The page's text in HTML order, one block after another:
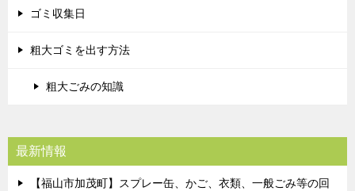
ゴミ収集日
粗大ゴミを出す方法
粗大ごみの知識
最新情報
【福山市加茂町】スプレー缶、かご、衣類、一般ごみ等の回